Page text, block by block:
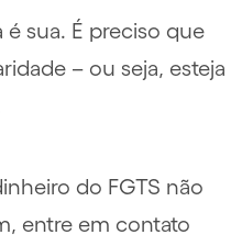
sua. É preciso que
– ou seja, esteja
do FGTS não
entre em contato